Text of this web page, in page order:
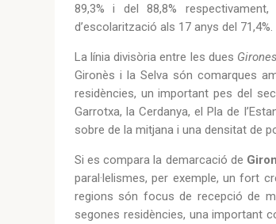
89,3% i del 88,8%
d’escolarització als 17 anys del 71,4%.
La línia divisòria entre les dues Girones
Gironès i la Selva són comarques
residències, un important pes del
Garrotxa, la Cerdanya, el Pla de
sobre de la mitjana i una densitat de
Si es compara la demarcació de
paral·lelismes, per exemple, un fort
regions són focus de recepció de
segones residències, una important